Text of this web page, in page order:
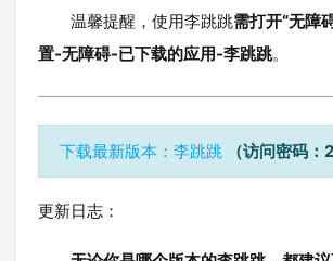
温馨提醒，使用李跳跳需打开“无障
置-无障碍-已下载的应用-李跳跳。
下载最新版本：李跳跳 （访问密码：
更新日志：